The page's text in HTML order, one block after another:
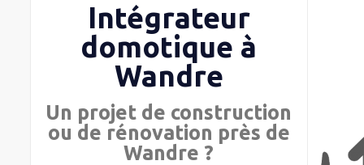
Intégrateur
domotique à
Wandre
Un projet de construction
ou de rénovation près de
Wandre ?